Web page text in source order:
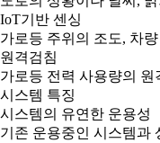
IoT기반 센싱
가로등 주위의 조도, 차
원격검침
가로등 전력 사용량의
시스템 특징
시스템의 유연한 운용성
기존 운용중인 시스템과